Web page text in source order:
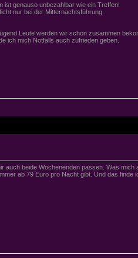
ist genauso unbezahlbar wie ein Treffen!
nur bei der Mitternachtsführung.
Leute werden wir schon zusammen
ich mich Notfalls auch zufrieden geben.
auch beide Wochenenden passen. Was
ab 79 Euro pro Nacht gibt. Und das finde